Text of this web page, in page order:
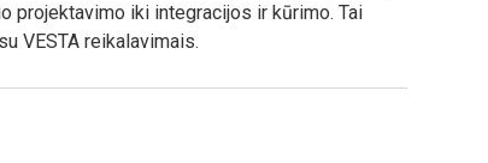
projektavimo iki integracijos ir kūrimo. Tai
VESTA reikalavimais.